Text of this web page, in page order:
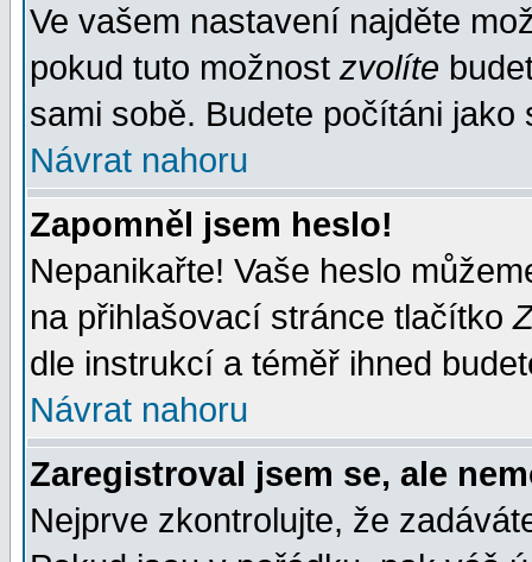
Ve vašem nastavení najděte
pokud tuto možnost zvolíte
sami sobě. Budete počítáni jako
Návrat nahoru
Zapomněl jsem heslo!
Nepanikařte! Vaše heslo
na přihlašovací stránce tlačítko
dle instrukcí a téměř ihned
Návrat nahoru
Zaregistroval jsem se, ale
Nejprve zkontrolujte, že